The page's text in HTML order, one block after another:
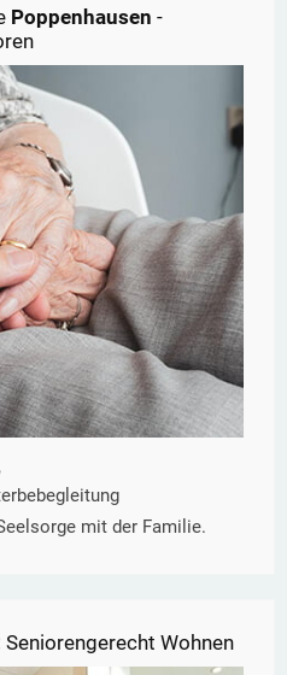
Poppenhausen -
mit der Familie.
Seniorengerecht Wohnen